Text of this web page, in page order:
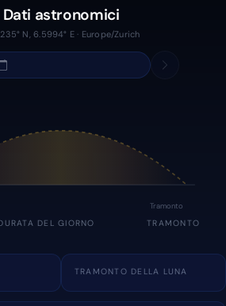
Dati astronomici
N, 6.5994° E · Europe/Zurich
Tramonto
DEL GIORNO TRAMONTO
TRAMONTO DELLA LUNA